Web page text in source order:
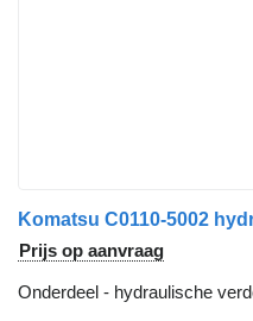
Komatsu C0110-5002
Prijs op aanvraag
Onderdeel - hydraulische